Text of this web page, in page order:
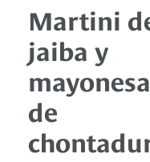
Martini
jaiba y
mayonesa
de